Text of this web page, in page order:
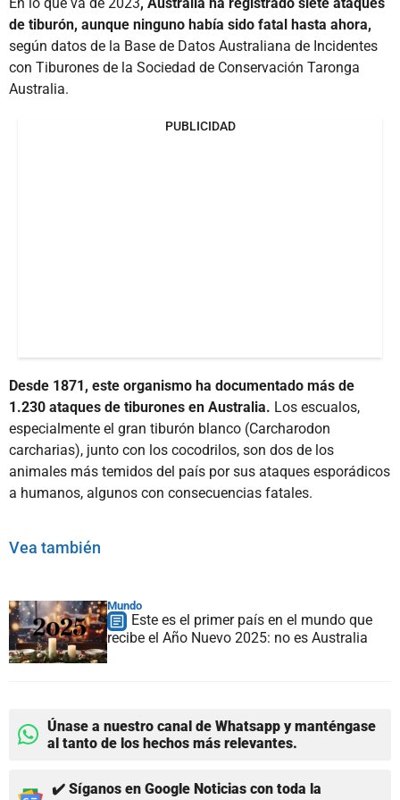
de tiburón, aunque ninguno había sido fatal hasta ahora,
según datos de la Base de Datos Australiana de Incidentes
con Tiburones de la Sociedad de Conservación Taronga
Australia.
PUBLICIDAD
Desde 1871, este organismo ha documentado más de
1.230 ataques de tiburones en Australia. Los escualos,
especialmente el gran tiburón blanco (Carcharodon
carcharias), junto con los cocodrilos, son dos de los
animales más temidos del país por sus ataques esporádicos
a humanos, algunos con consecuencias fatales.
Vea también
Mundo
Este es el primer país en el mundo que
recibe el Año Nuevo 2025: no es Australia
Únase a nuestro canal de Whatsapp y manténgase
al tanto de los hechos más relevantes.
✔️ Síganos en Google Noticias con toda la